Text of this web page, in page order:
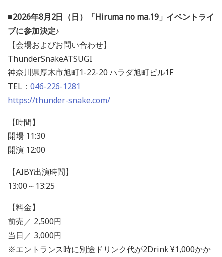
■2026年8月2日（日）「Hiruma no ma.19」イベントライ
ブに参加決定♪
【会場およびお問い合わせ】
ThunderSnakeATSUGI
神奈川県厚木市旭町1-22-20 ハラダ旭町ビル1F
TEL： 046-226-1281
https://thunder-snake.com/
【時間】
開場 11:30
開演 12:00
【AIBY出演時間】
13:00～13:25
【料金】
前売／ 2,500円
当日／ 3,000円
※エントランス時に別途ドリンク代が2Drink ¥1,000かか